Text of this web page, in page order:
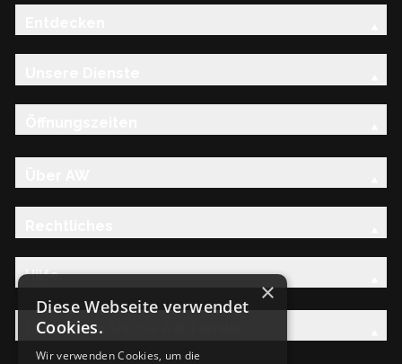
Hilfe
Entdecken Sie die AW-Familie
×
Diese Webseite verwendet
Cookies.
Wir verwenden Cookies, um die